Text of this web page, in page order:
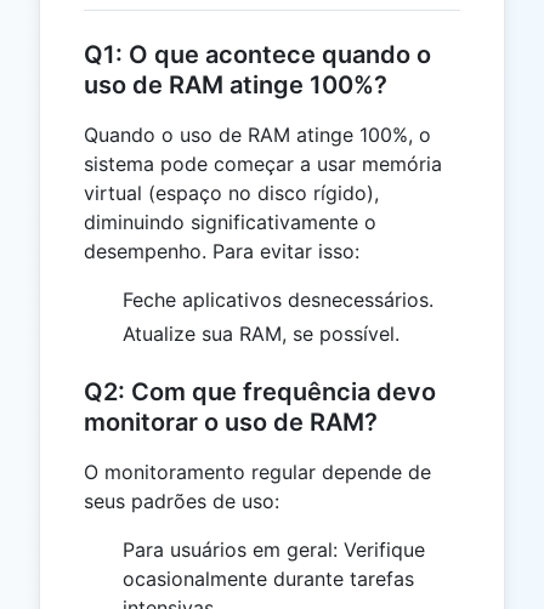
Q1: O que acontece quando o
uso de RAM atinge 100%?
Quando o uso de RAM atinge 100%, o
sistema pode começar a usar memória
virtual (espaço no disco rígido),
diminuindo significativamente o
desempenho. Para evitar isso:
Feche aplicativos desnecessários.
Atualize sua RAM, se possível.
Q2: Com que frequência devo
monitorar o uso de RAM?
O monitoramento regular depende de
seus padrões de uso:
Para usuários em geral: Verifique
ocasionalmente durante tarefas